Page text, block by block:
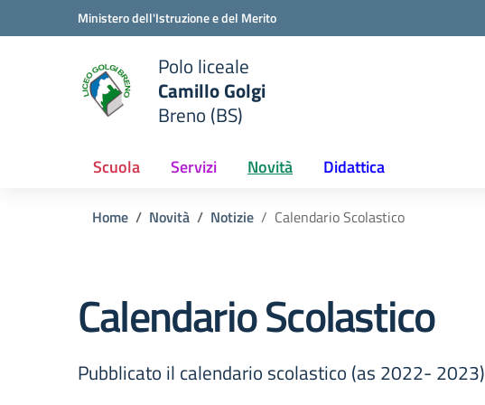
Vai ai contenuti
Vai al menu di navigazioneMinistero dell'Istruzione e del Merito
scuola
Polo liceale
Camillo Golgi
Breno (BS)
Scuola Servizi Novità Didattica
Home Novità Notizie Calendario Scolastico
Calendario Scolastico
Pubblicato il calendario scolastico (as 2022- 2023)